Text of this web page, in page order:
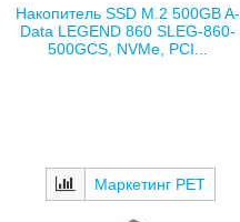
Накопитель SSD M.2 500GB A-
Data LEGEND 860 SLEG-860-
500GCS, NVMe, PCI...
Маркетинг РЕТ